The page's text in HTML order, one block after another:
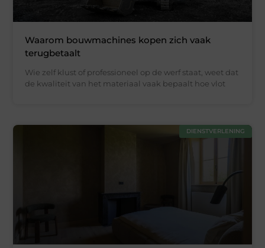
Waarom bouwmachines kopen zich vaak
terugbetaalt
Wie zelf klust of professioneel op de werf staat, weet dat
de kwaliteit van het materiaal vaak bepaalt hoe vlot
DIENSTVERLENING